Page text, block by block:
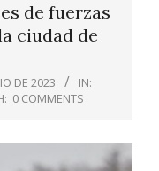
de fuerzas
ciudad de
DE 2023
IN:
0 COMMENTS